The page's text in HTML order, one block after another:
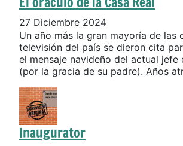
27 Diciembre 2024
Un año más la gran mayoría de las
televisión del país se dieron cita
el mensaje navideño del actual jefe
(por la gracia de su padre). Años
Inaugurator